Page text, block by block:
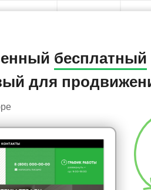
бесплатный
для